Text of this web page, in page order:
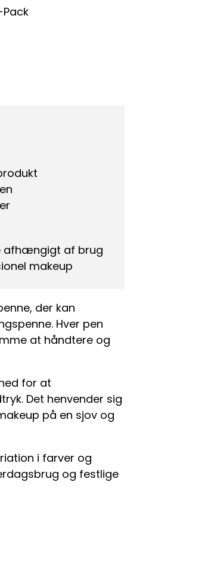
der kan
Hver pen
at håndtere og
for at
Det henvender sig
på en sjov og
i farver og
og festlige
afhængigt af brug
makeup